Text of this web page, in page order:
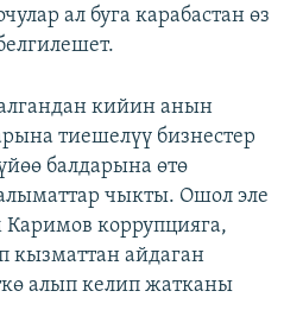
ал буга карабастан өз
кийин анын
тиешелүү бизнестер
балдарына өтө
чыкты. Ошол эле
коррупцияга,
кызматтан айдаган
алып келип жатканы